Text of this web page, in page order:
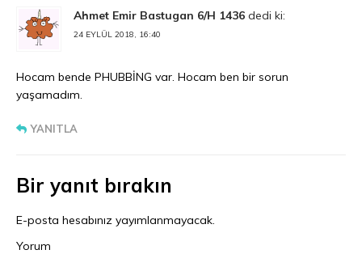
Ahmet Emir Bastugan 6/H 1436 dedi ki:
24 EYLÜL 2018, 16:40
Hocam bende PHUBBİNG var. Hocam ben bir sorun
yaşamadım.
YANITLA
Bir yanıt bırakın
E-posta hesabınız yayımlanmayacak.
Yorum